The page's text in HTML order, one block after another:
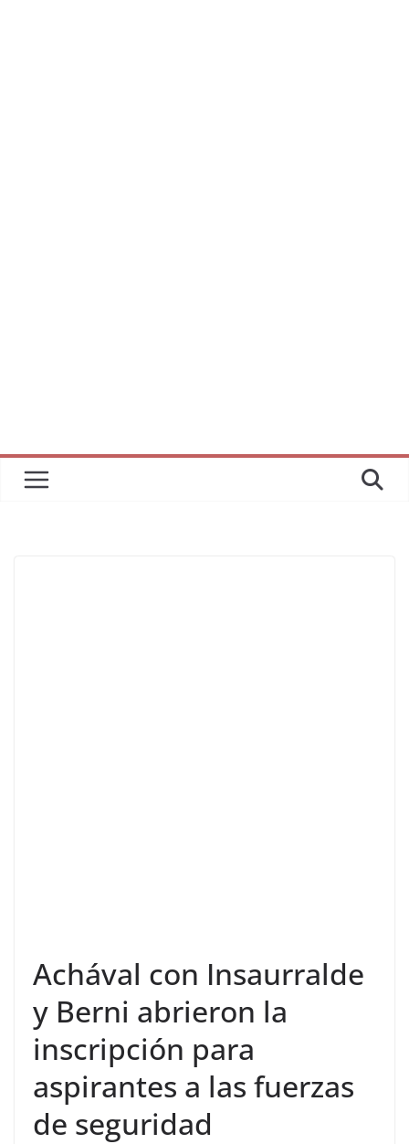
Achával con Insaurralde
y Berni abrieron la
inscripción para
aspirantes a las fuerzas
de seguridad